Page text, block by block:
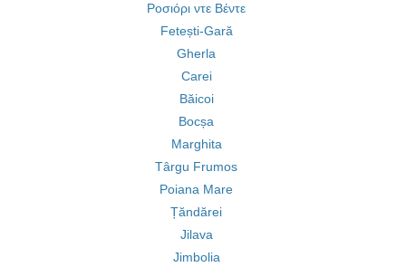
Ροσιόρι ντε Βέντε
Fetești-Gară
Gherla
Carei
Băicoi
Bocșa
Marghita
Târgu Frumos
Poiana Mare
Țăndărei
Jilava
Jimbolia